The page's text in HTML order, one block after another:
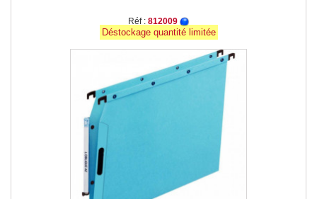
Réf : 812009
Déstockage quantité limitée